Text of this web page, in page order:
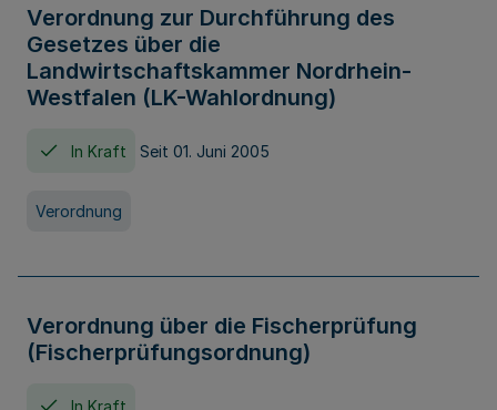
Verordnung zur Durchführung des
Gesetzes über die
Landwirtschaftskammer Nordrhein-
Westfalen (LK-Wahlordnung)
In Kraft Seit 01. Juni 2005
Verordnung
Verordnung über die Fischerprüfung
(Fischerprüfungsordnung)
In Kraft